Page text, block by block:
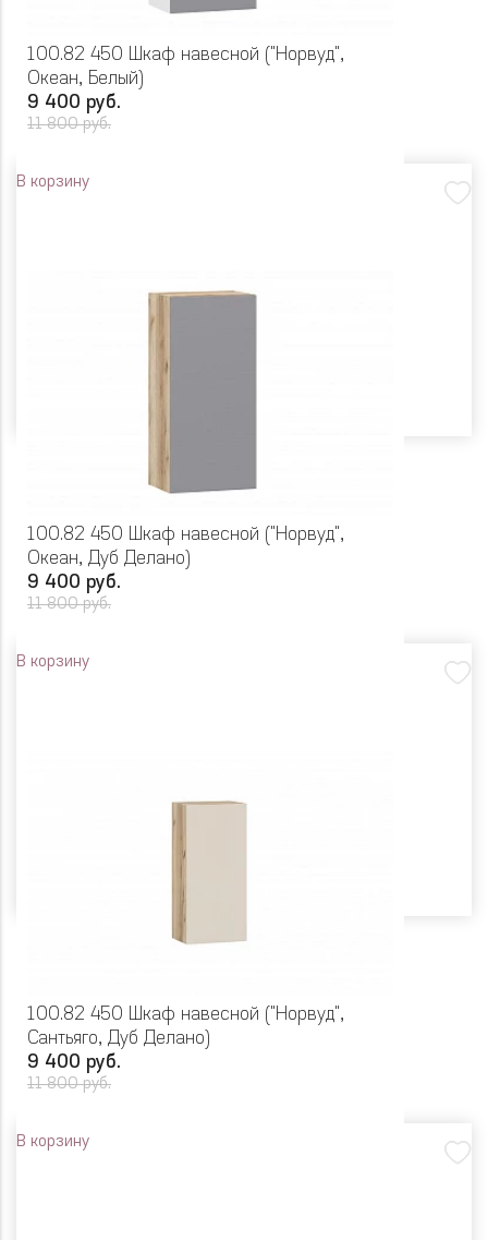
100.82 450 Шкаф навесной ("Норвуд",
Океан, Белый)
9 400 руб.
11 800 руб.
В корзину
100.82 450 Шкаф навесной ("Норвуд",
Океан, Дуб Делано)
9 400 руб.
11 800 руб.
В корзину
100.82 450 Шкаф навесной ("Норвуд",
Сантьяго, Дуб Делано)
9 400 руб.
11 800 руб.
В корзину